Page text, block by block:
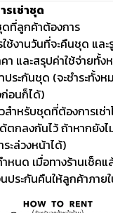
รเช่าชุด
ที่ลูกค้าต้องการ
ช้งานวันที่จะคืนชุด แล
คา และสรุปค่าใช้จ่ายทั้ง
าประกันชุด (จะชำระทั้ง
ก่อนก็ได้)
สำหรับชุดที่ต้องการเช่า
กลงกันไว้ ถ้าหากยังไ
ะล่วงหน้าได้)
หนด เมื่อทางร้านเช็ค
ประกันคืนให้ลูกค้าภาย